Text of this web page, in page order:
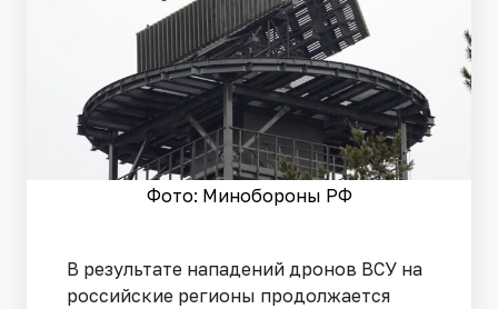
Фото: Минобороны РФ
В результате нападений дронов ВСУ на
российские регионы продолжается